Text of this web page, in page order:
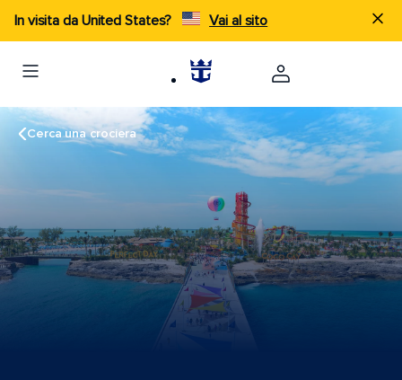
In visita da United States? Vai al sito
Cerca una crociera